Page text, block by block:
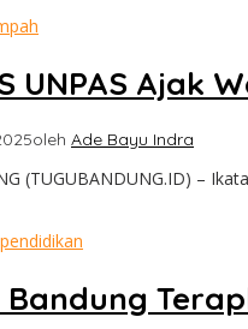
UNPAS
oleh Ade Bayu Indra
(TUGUBANDUNG.ID) –
pendidikan
Bandung